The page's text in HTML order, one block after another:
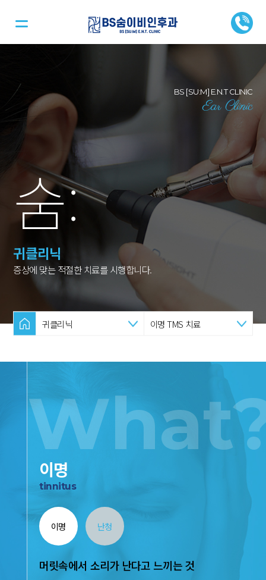
BS [SU:M] E.N.T CLINIC
Ear Clinic
숨:
귀클리닉
증상에 맞는 적절한 치료를 시행합니다.
귀클리닉 이명 TMS 치료
이명
tinnitus
이명 난청
머릿속에서 소리가 난다고 느끼는 것